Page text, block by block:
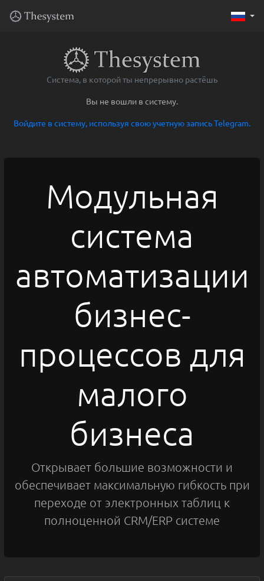
Система, в которой ты непрерывно растёшь
Вы не вошли в систему.
Войдите в систему, используя свою учетную запись Telegram.
Модульная
система
автоматизации
бизнес-
процессов для
малого
бизнеса
Открывает большие возможности и
обеспечивает максимальную гибкость при
переходе от электронных таблиц к
полноценной CRM/ERP системе